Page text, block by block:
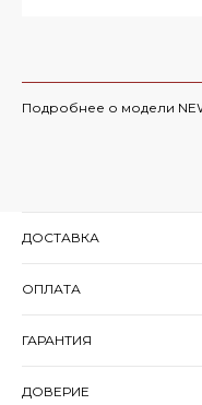
Подробнее о модели
ДОСТАВКА
ОПЛАТА
ГАРАНТИЯ
ДОВЕРИЕ